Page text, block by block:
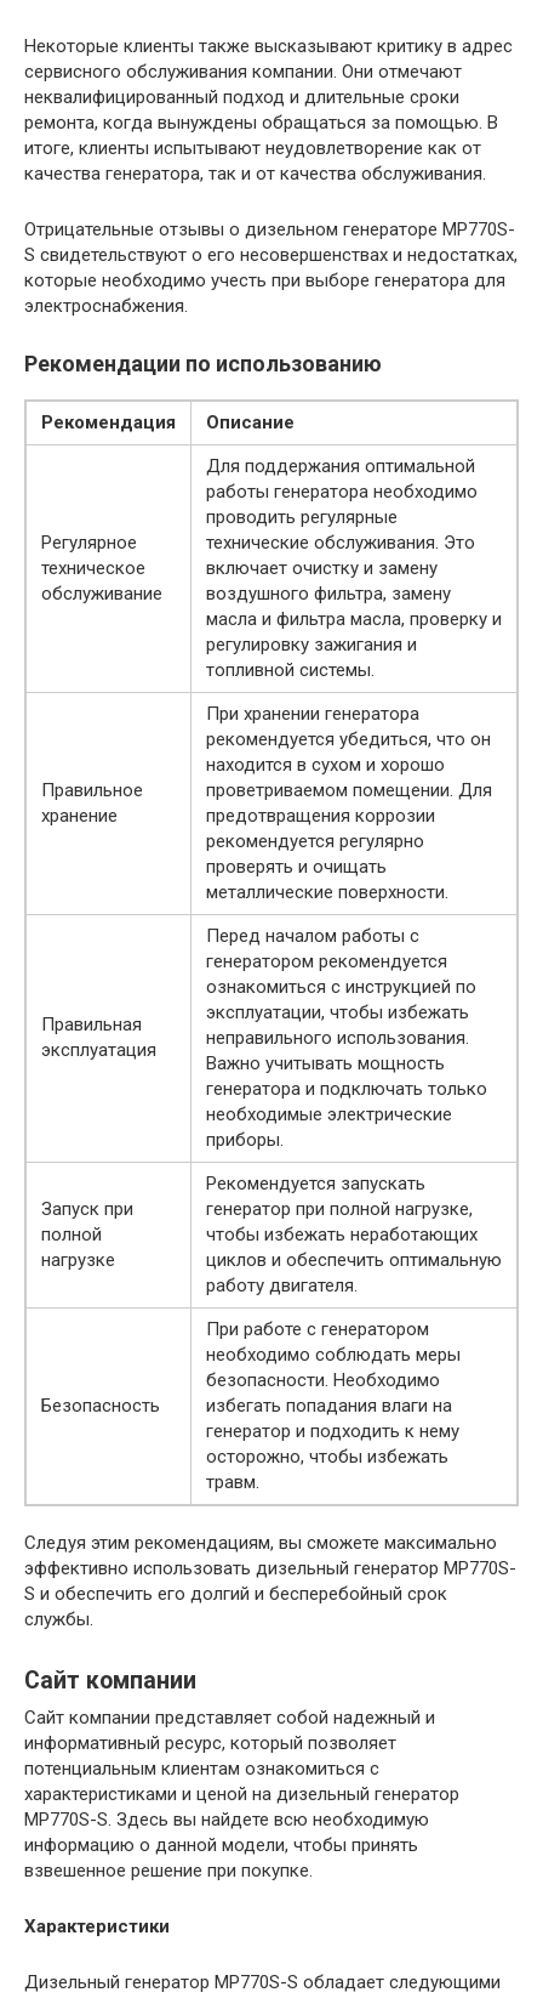
Некоторые клиенты также высказывают критику в адрес
сервисного обслуживания компании. Они отмечают
неквалифицированный подход и длительные сроки
ремонта, когда вынуждены обращаться за помощью. В
итоге, клиенты испытывают неудовлетворение как от
качества генератора, так и от качества обслуживания.
Отрицательные отзывы о дизельном генераторе MP770S-
S свидетельствуют о его несовершенствах и недостатках,
которые необходимо учесть при выборе генератора для
электроснабжения.
Рекомендации по использованию
Рекомендация Описание
Регулярное
техническое
обслуживание
Для поддержания оптимальной
работы генератора необходимо
проводить регулярные
технические обслуживания. Это
включает очистку и замену
воздушного фильтра, замену
масла и фильтра масла, проверку и
регулировку зажигания и
топливной системы.
Правильное
хранение
При хранении генератора
рекомендуется убедиться, что он
находится в сухом и хорошо
проветриваемом помещении. Для
предотвращения коррозии
рекомендуется регулярно
проверять и очищать
металлические поверхности.
Правильная
эксплуатация
Перед началом работы с
генератором рекомендуется
ознакомиться с инструкцией по
эксплуатации, чтобы избежать
неправильного использования.
Важно учитывать мощность
генератора и подключать только
необходимые электрические
приборы.
Запуск при
полной
нагрузке
Рекомендуется запускать
генератор при полной нагрузке,
чтобы избежать неработающих
циклов и обеспечить оптимальную
работу двигателя.
Безопасность
При работе с генератором
необходимо соблюдать меры
безопасности. Необходимо
избегать попадания влаги на
генератор и подходить к нему
осторожно, чтобы избежать
травм.
Следуя этим рекомендациям, вы сможете максимально
эффективно использовать дизельный генератор MP770S-
S и обеспечить его долгий и бесперебойный срок
службы.
Сайт компании
Сайт компании представляет собой надежный и
информативный ресурс, который позволяет
потенциальным клиентам ознакомиться с
характеристиками и ценой на дизельный генератор
MP770S-S. Здесь вы найдете всю необходимую
информацию о данной модели, чтобы принять
взвешенное решение при покупке.
Характеристики
Дизельный генератор MP770S-S обладает следующими